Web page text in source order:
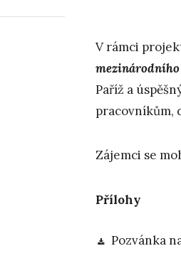
V rámci
Paříž a
pracovníkům,
Zájemci se
Přílohy
Pozvánka